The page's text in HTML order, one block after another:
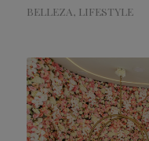
BELLEZA, LIFESTYLE